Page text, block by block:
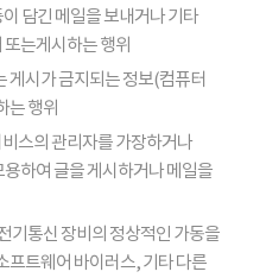
이 담긴 메일을 보내거나 기타
는게시하는 행위
게시가 금지되는 정보(컴퓨터
는 행위
스의 관리자를 가장하거나
하여 글을 게시하거나 메일을
기통신 장비의 정상적인 가동을
프트웨어 바이러스, 기타 다른